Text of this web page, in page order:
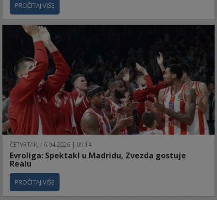
PROČITAJ VIŠE
ČETVRTAK, 16.04.2026 | 09:14
Evroliga: Spektakl u Madridu, Zvezda gostuje
Realu
PROČITAJ VIŠE